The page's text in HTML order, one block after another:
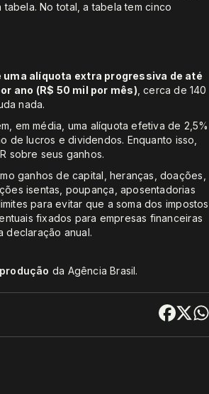
No total, a tabela tem cinco
uma alíquota extra progressiva de até
ano (R$ 50 mil por mês) , cerca de 140
nada.
em média, uma alíquota efetiva de 2,5%
de lucros e dividendos. Enquanto isso,
sobre seus ganhos.
ganhos de capital, heranças, doações,
isentas, poupança, aposentadorias
para evitar que a soma dos impostos
fixados para empresas financeiras
declaração anual.
da Agência Brasil.